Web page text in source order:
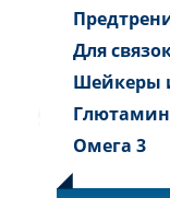
Для
Шейкеры
Глютамин
Омега 3